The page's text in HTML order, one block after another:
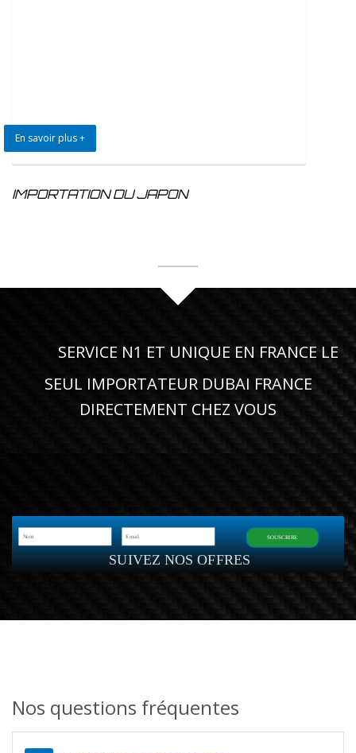
En savoir plus +
IMPORTATION DU JAPON
SERVICE N1 ET UNIQUE EN FRANCE LE
SEUL IMPORTATEUR DUBAI FRANCE
DIRECTEMENT CHEZ VOUS
SUIVEZ NOS OFFRES
SOUSCRIRE
Nos questions fréquentes